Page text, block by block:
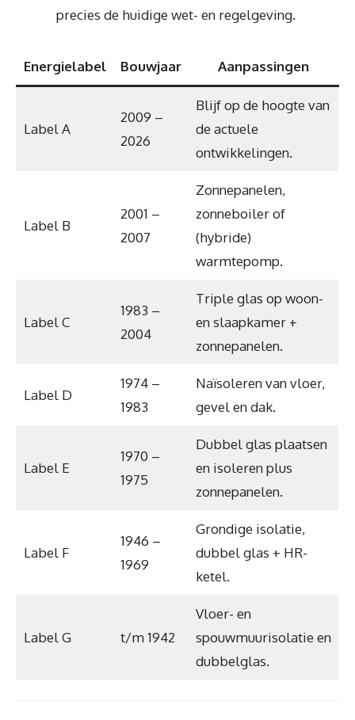
precies de huidige wet- en regelgeving.
Energielabel Bouwjaar Aanpassingen
Label A
2009 –
2026
Blijf op de hoogte van
de actuele
ontwikkelingen.
Label B
2001 –
2007
Zonnepanelen,
zonneboiler of
(hybride)
warmtepomp.
Label C
1983 –
2004
Triple glas op woon-
en slaapkamer +
zonnepanelen.
Label D
1974 –
1983
Naïsoleren van vloer,
gevel en dak.
Label E
1970 –
1975
Dubbel glas plaatsen
en isoleren plus
zonnepanelen.
Label F
1946 –
1969
Grondige isolatie,
dubbel glas + HR-
ketel.
Label G t/m 1942
Vloer- en
spouwmuurisolatie en
dubbelglas.